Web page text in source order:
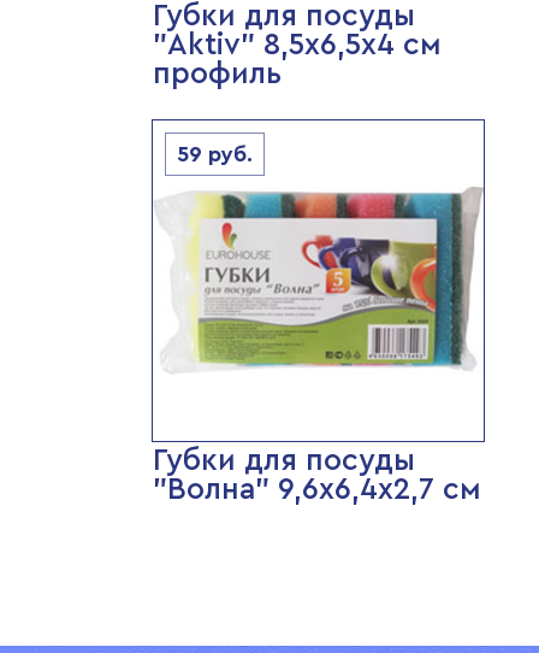
Губки для посуды
"Aktiv" 8,5х6,5х4 см
профиль
59 руб.
Губки для посуды
"Волна" 9,6х6,4х2,7 см